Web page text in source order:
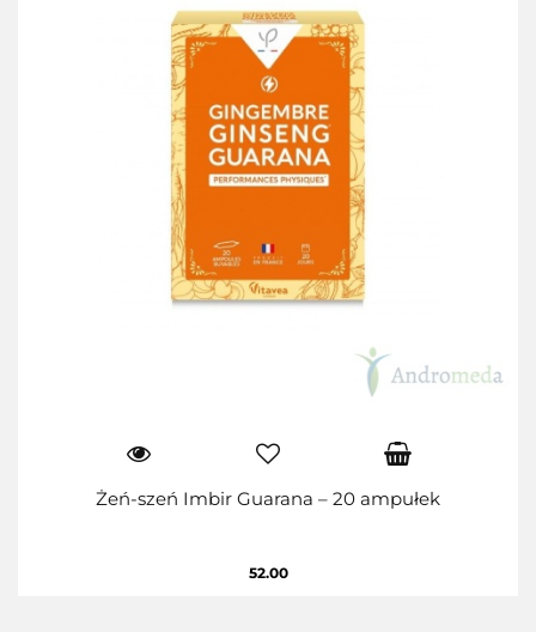
Żeń-szeń Imbir Guarana – 20 ampułek
52.00